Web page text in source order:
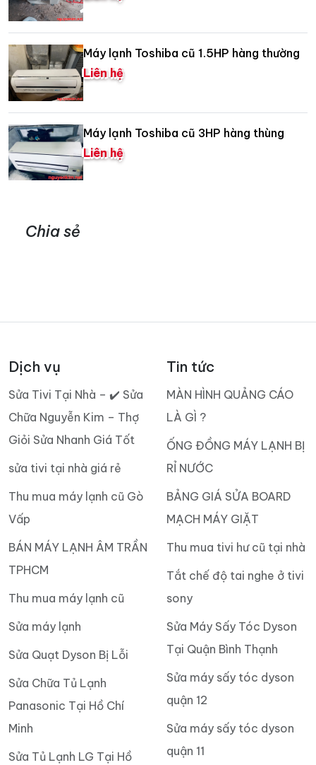
Máy lạnh Toshiba cũ 1.5HP hàng thường
Liên hệ
Máy lạnh Toshiba cũ 3HP hàng thùng
Liên hệ
Chia sẻ
Dịch vụ
Sửa Tivi Tại Nhà – ✔️ Sửa
Chữa Nguyễn Kim – Thợ
Giỏi Sửa Nhanh Giá Tốt
sửa tivi tại nhà giá rẻ
Thu mua máy lạnh cũ Gò
Vấp
BÁN MÁY LẠNH ÂM TRẦN
TPHCM
Thu mua máy lạnh cũ
Sửa máy lạnh
Sửa Quạt Dyson Bị Lỗi
Sửa Chữa Tủ Lạnh
Panasonic Tại Hồ Chí
Minh
Sửa Tủ Lạnh LG Tại Hồ
Tin tức
MÀN HÌNH QUẢNG CÁO
LÀ GÌ ?
ỐNG ĐỒNG MÁY LẠNH BỊ
RỈ NƯỚC
BẢNG GIÁ SỬA BOARD
MẠCH MÁY GIẶT
Thu mua tivi hư cũ tại nhà
Tắt chế độ tai nghe ở tivi
sony
Sửa Máy Sấy Tóc Dyson
Tại Quận Bình Thạnh
Sửa máy sấy tóc dyson
quận 12
Sửa máy sấy tóc dyson
quận 11